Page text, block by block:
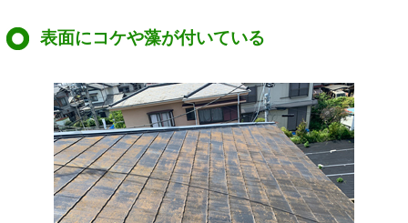
表面にコケや藻が付いている